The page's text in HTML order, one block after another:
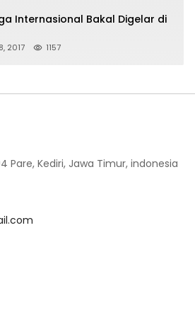
Internasional Bakal Digelar di
2017 1157
Pare, Kediri, Jawa Timur, indonesia